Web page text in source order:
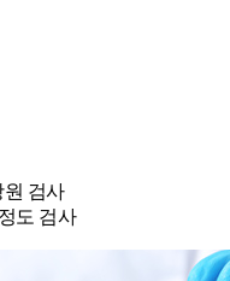
원 검사
도 검사